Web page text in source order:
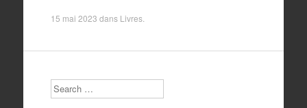
15 mai 2023 dans Livres.
Search